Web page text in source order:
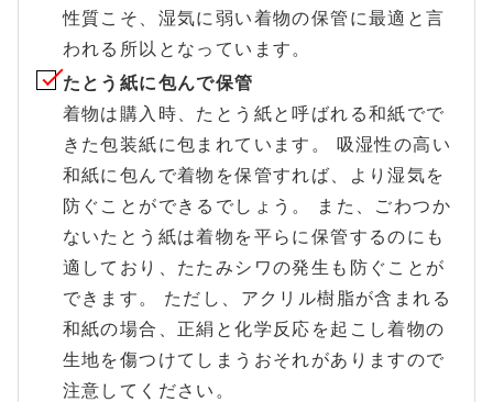
性質こそ、湿気に弱い着物の保管に最適と言
われる所以となっています。
たとう紙に包んで保管
着物は購入時、たとう紙と呼ばれる和紙でで
きた包装紙に包まれています。 吸湿性の高い
和紙に包んで着物を保管すれば、より湿気を
防ぐことができるでしょう。 また、ごわつか
ないたとう紙は着物を平らに保管するのにも
適しており、たたみシワの発生も防ぐことが
できます。 ただし、アクリル樹脂が含まれる
和紙の場合、正絹と化学反応を起こし着物の
生地を傷つけてしまうおそれがありますので
注意してください。